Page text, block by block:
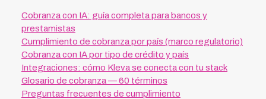
Cobranza con IA: guía completa para bancos y
prestamistas
Cumplimiento de cobranza por país (marco regulatorio)
Cobranza con IA por tipo de crédito y país
Integraciones: cómo Kleva se conecta con tu stack
Glosario de cobranza — 60 términos
Preguntas frecuentes de cumplimiento